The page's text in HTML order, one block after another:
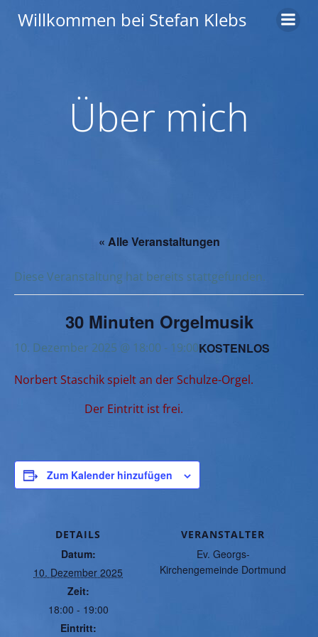
Inhalt
Willkommen bei Stefan Klebs
Über mich
« Alle Veranstaltungen
Diese Veranstaltung hat bereits stattgefunden.
30 Minuten Orgelmusik
10. Dezember 2025 @ 18:00 - 19:00KOSTENLOS
Norbert Staschik spielt an der Schulze-Orgel.
Der Eintritt ist frei.
Zum Kalender hinzufügen
DETAILS
Datum:
10. Dezember 2025
Zeit:
18:00 - 19:00
Eintritt:
VERANSTALTER
Ev. Georgs-
Kirchengemeinde Dortmund